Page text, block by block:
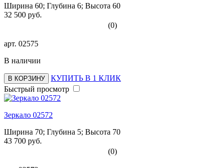
Ширина 60; Глубина 6; Высота 60
32 500 руб.
(0)
арт. 02575
В наличии
В КОРЗИНУ
КУПИТЬ В 1 КЛИК
Быстрый просмотр
Зеркало 02572
Ширина 70; Глубина 5; Высота 70
43 700 руб.
(0)